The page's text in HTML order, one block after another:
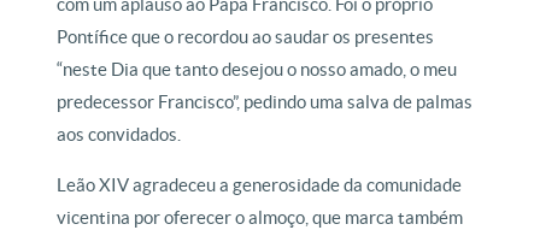
com um aplauso ao Papa Francisco. Foi o próprio
Pontífice que o recordou ao saudar os presentes
“neste Dia que tanto desejou o nosso amado, o meu
predecessor Francisco”, pedindo uma salva de palmas
aos convidados.
Leão XIV agradeceu a generosidade da comunidade
vicentina por oferecer o almoço, que marca também